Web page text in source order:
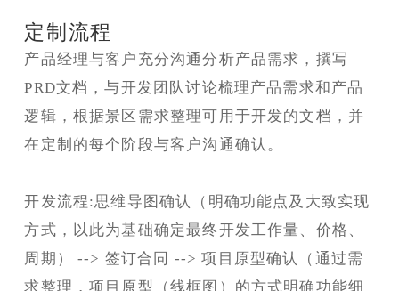
定制流程
产品经理与客户充分沟通分析产品需求，撰写
PRD文档，与开发团队讨论梳理产品需求和产品
逻辑，根据景区需求整理可用于开发的文档，并
在定制的每个阶段与客户沟通确认。
开发流程:思维导图确认（明确功能点及大致实现
方式，以此为基础确定最终开发工作量、价格、
周期） --> 签订合同 --> 项目原型确认（通过需
求整理，项目原型（线框图）的方式明确功能细